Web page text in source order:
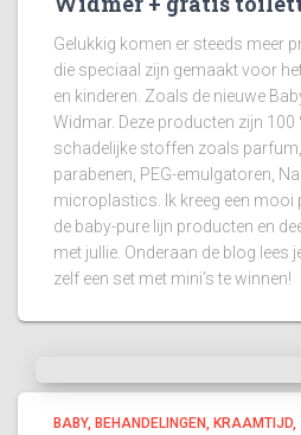
Gelukkig komen er steeds meer
die speciaal zijn gemaakt voor
en kinderen. Zoals de nieuwe
Widmar. Deze producten zijn 100
schadelijke stoffen zoals
parabenen, PEG-emulgatoren,
microplastics. Ik kreeg een mooi
de baby-pure lijn producten en
met jullie. Onderaan de blog lees
zelf een set met mini’s te winnen!
BABY BEHANDELINGEN KRAAMTIJD